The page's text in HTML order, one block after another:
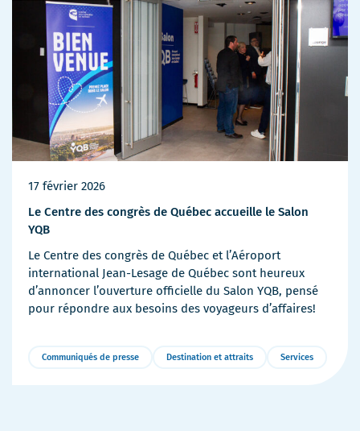
17 février 2026
Le Centre des congrès de Québec accueille le Salon
YQB
Le Centre des congrès de Québec et l’Aéroport
international Jean-Lesage de Québec sont heureux
d’annoncer l’ouverture officielle du Salon YQB, pensé
pour répondre aux besoins des voyageurs d’affaires!
Communiqués de presse Destination et attraits Services
Plus